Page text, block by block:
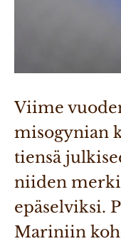
Viime
misogynian
tiensä
niiden
epäselviksi.
Mariniin